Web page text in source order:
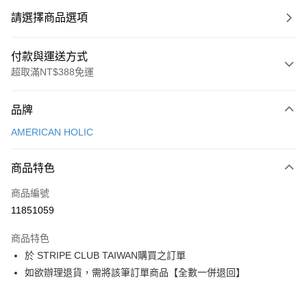
請選擇商品選項
付款與運送方式
超取滿NT$388免運
信用卡一次付款
3 期 0 利率 每期
合作金庫商業銀行
上海商業儲蓄銀行
臺灣中小企業銀行
匯豐（台灣）商業銀行
華泰商業銀行
聯邦商業銀行
遠東國際商業銀行
超商取貨付款
LINE Pay
Apple Pay
街口支付
品牌
AMERICAN HOLIC
商品特色
商品編號
11851059
商品特色
於 STRIPE CLUB TAIWAN購買之訂單
如欲辦理退貨，需將該筆訂單商品【全數一併退回】